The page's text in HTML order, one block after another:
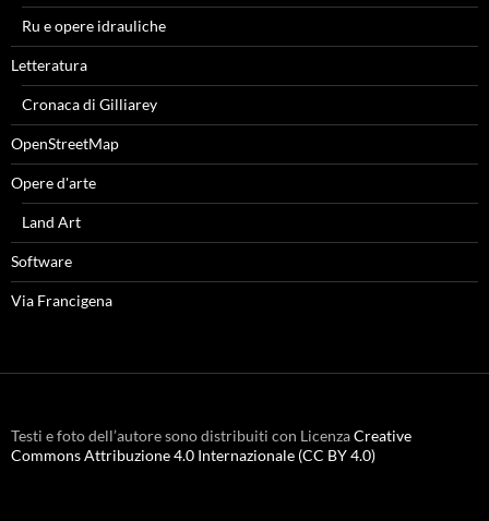
Ru e opere idrauliche
Letteratura
Cronaca di Gilliarey
OpenStreetMap
Opere d'arte
Land Art
Software
Via Francigena
Testi e foto dell’autore sono distribuiti con LicenzaCreative
Commons Attribuzione 4.0 Internazionale (CC BY 4.0)